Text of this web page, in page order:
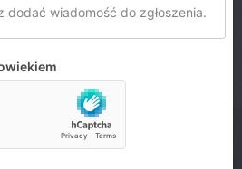
dodać wiadomość do zgłoszenia.